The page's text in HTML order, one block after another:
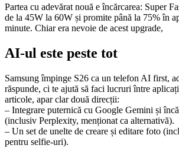
Partea cu adevărat nouă e încărcarea: Super
de la 45W la 60W și promite până la 75% în
minute. Chiar era nevoie de acest upgrade,
AI-ul este peste tot
Samsung împinge S26 ca un telefon AI first,
răspunde, ci te ajută să faci lucruri între
articole, apar clar două direcții:
– Integrare puternică cu Google Gemini și
(inclusiv Perplexity, menționat ca alternativă).
– Un set de unelte de creare și editare foto
pentru selfie-uri).